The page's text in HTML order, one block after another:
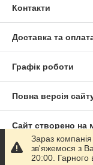
Контакти
Доставка та
Графік роботи
Повна версія
Сайт створено на
Політика
Зараз
зв'яжемося з
20:00. Гарного